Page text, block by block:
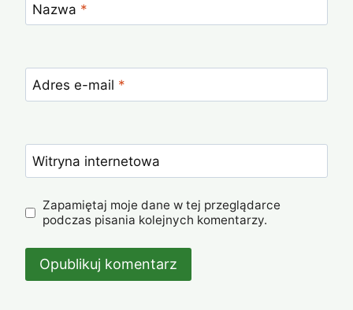
Nazwa *
Adres e-mail *
Witryna internetowa
Zapamiętaj moje dane w tej przeglądarce
podczas pisania kolejnych komentarzy.